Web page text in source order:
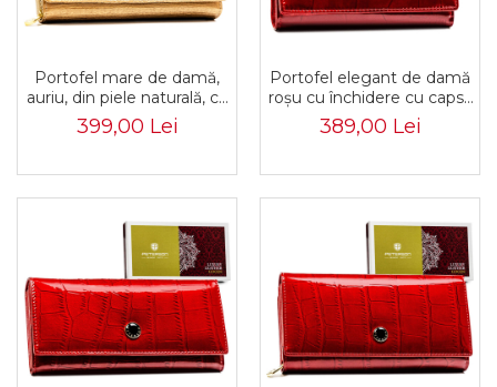
Portofel mare de damă,
auriu, din piele naturală, cu
închidere cu capsă -
Peterson PTR-PTN 42106-
399,00 Lei
Portofel elegant de damă
roșu cu închidere cu capsă
și cataramă - Peterson
PTR-PTN 55020-CB-8706
389,00 Lei